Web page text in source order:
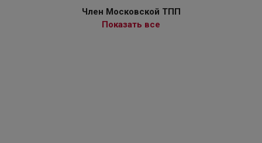
Член Московской ТПП
Показать все